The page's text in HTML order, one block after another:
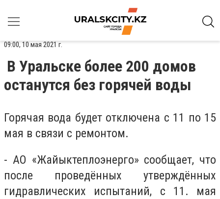
09:00, 10 мая 2021 г.
В Уральске более 200 домов
останутся без горячей воды
Горячая вода будет отключена с 11 по 15
мая в связи с ремонтом.
- АО «Жайыктеплоэнерго» сообщает, что
после проведённых утверждённых
гидравлических испытаний, с 11. мая